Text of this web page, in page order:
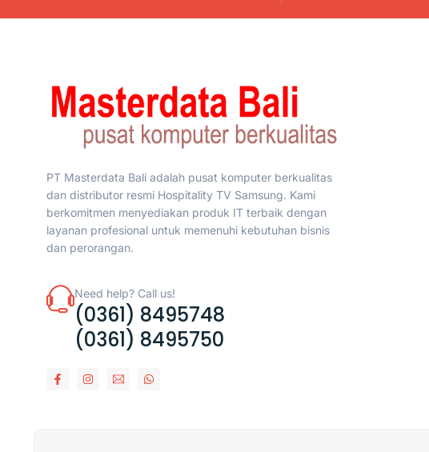
PT Masterdata Bali adalah pusat komputer berkualitas
dan distributor resmi Hospitality TV Samsung. Kami
berkomitmen menyediakan produk IT terbaik dengan
layanan profesional untuk memenuhi kebutuhan bisnis
dan perorangan.
Need help? Call us!
(0361) 8495748
(0361) 8495750